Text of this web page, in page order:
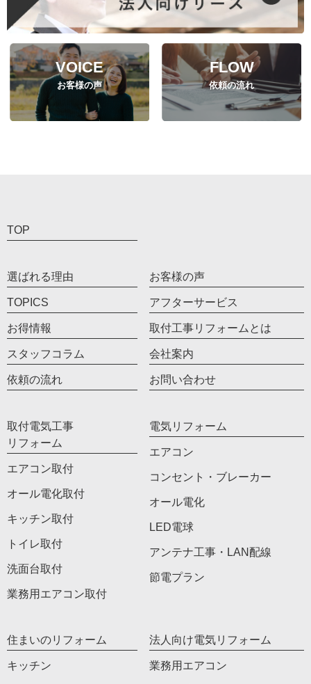
VOICE FLOW
TOP
選ばれる理由
TOPICS
お得情報
スタッフコラム
依頼の流れ
お客様の声
アフターサービス
取付工事リフォームとは
会社案内
お問い合わせ
取付電気工事
リフォーム
エアコン取付
オール電化取付
キッチン取付
トイレ取付
洗面台取付
業務用エアコン取付
電気リフォーム
エアコン
コンセント・ブレーカー
オール電化
LED電球
アンテナ工事・LAN配線
節電プラン
住まいのリフォーム
キッチン
法人向け電気リフォーム
業務用エアコン